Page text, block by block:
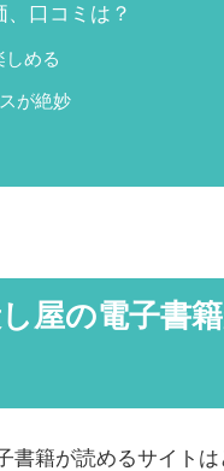
口コミは？
める
が絶妙
屋の電子書
書籍が読めるサイトは